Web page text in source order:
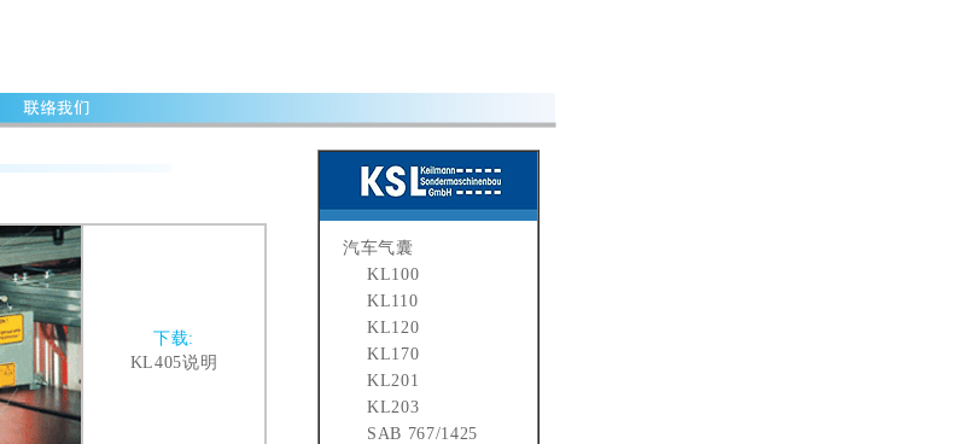
下载:
KL405说明
汽车气囊
KL100
KL110
KL120
KL170
KL201
KL203
SAB 767/1425